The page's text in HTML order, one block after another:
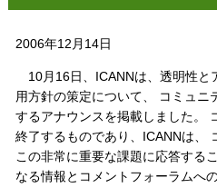
2006年12月14日
10月16日、ICANNは、透明性と
用方針の策定について、 コミュニ
するアナウンスを掲載しました。
終了するものであり、ICANNは、
この非常に重要な課題に応答する
なる情報とコメントフォーラムへ